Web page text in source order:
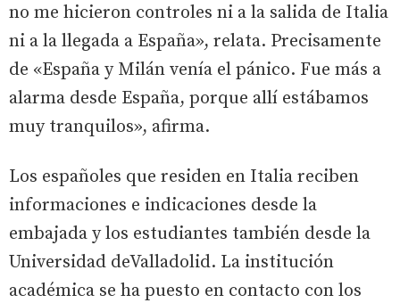
no me hicieron controles ni a la salida de Italia
ni a la llegada a España», relata. Precisamente
de «España y Milán venía el pánico. Fue más a
alarma desde España, porque allí estábamos
muy tranquilos», afirma.
Los españoles que residen en Italia reciben
informaciones e indicaciones desde la
embajada y los estudiantes también desde la
Universidad deValladolid. La institución
académica se ha puesto en contacto con los